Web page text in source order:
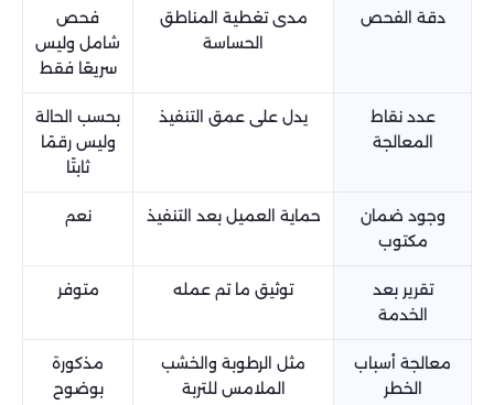
دقة الفحص
مدى تغطية المناطق
الحساسة
فحص
شامل وليس
سريعًا فقط
عدد نقاط
المعالجة
يدل على عمق التنفيذ
بحسب الحالة
وليس رقمًا
ثابتًا
وجود ضمان
مكتوب
حماية العميل بعد التنفيذ نعم
تقرير بعد
الخدمة
توثيق ما تم عمله متوفر
معالجة أسباب
الخطر
مثل الرطوبة والخشب
الملامس للتربة
مذكورة
بوضوح